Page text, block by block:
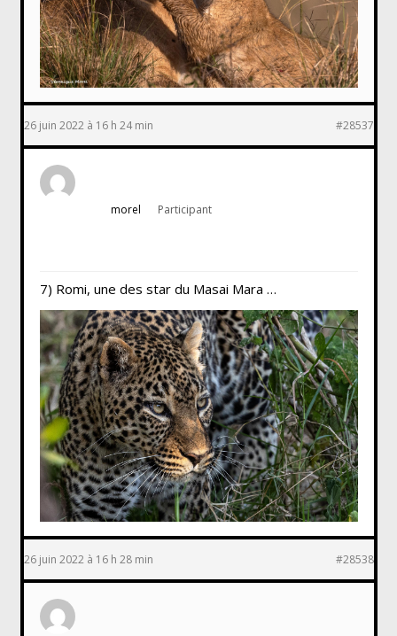
26 juin 2022 à 16 h 24 min #28537
morel Participant
7) Romi, une des star du Masai Mara …
26 juin 2022 à 16 h 28 min #28538